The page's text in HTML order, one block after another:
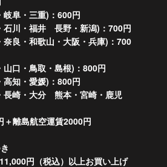
阜・三重)：600円
石川・福井 長野・新潟)：700円
奈良・和歌山・大阪・兵庫)：700
口・鳥取・島根)：800円
高知・愛媛)：800円
長崎・大分 熊本・宮崎・鹿児
＋離島航空運賃2000円
円（税込）以上お買い上げ